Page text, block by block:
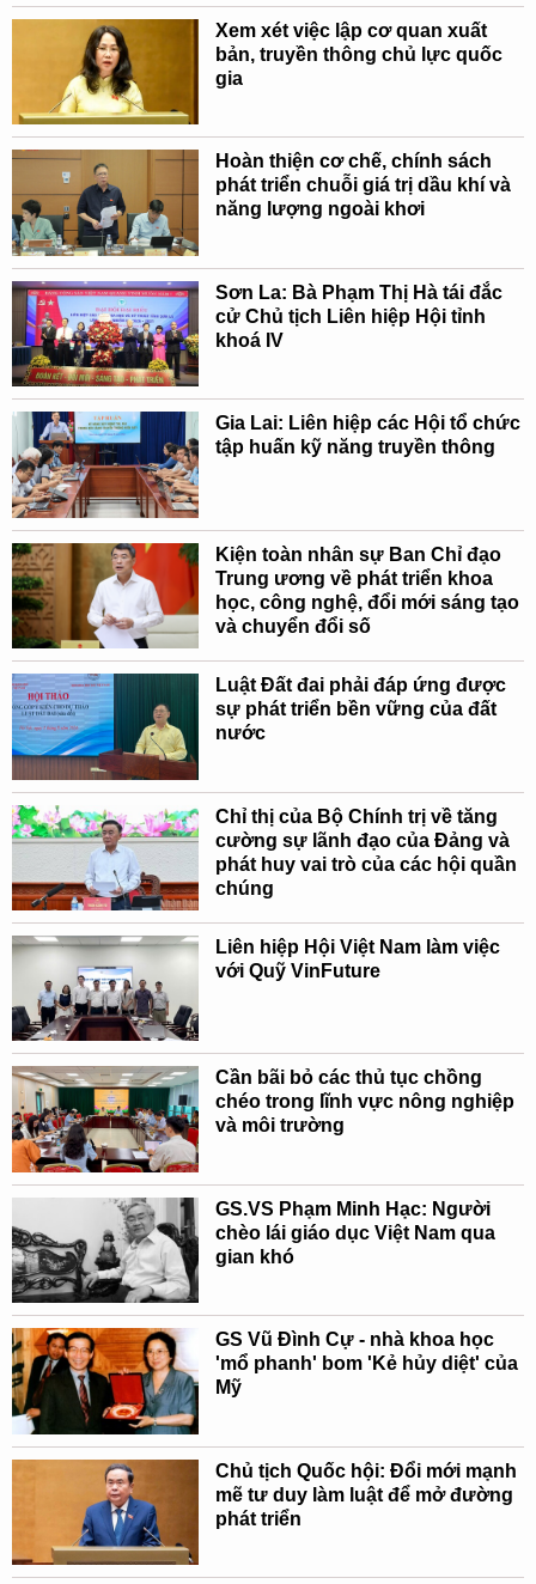
Xem xét việc lập cơ quan xuất
bản, truyền thông chủ lực quốc
gia
Hoàn thiện cơ chế, chính sách
phát triển chuỗi giá trị dầu khí và
năng lượng ngoài khơi
Sơn La: Bà Phạm Thị Hà tái đắc
cử Chủ tịch Liên hiệp Hội tỉnh
khoá IV
Gia Lai: Liên hiệp các Hội tổ chức
tập huấn kỹ năng truyền thông
Kiện toàn nhân sự Ban Chỉ đạo
Trung ương về phát triển khoa
học, công nghệ, đổi mới sáng tạo
và chuyển đổi số
Luật Đất đai phải đáp ứng được
sự phát triển bền vững của đất
nước
Chỉ thị của Bộ Chính trị về tăng
cường sự lãnh đạo của Đảng và
phát huy vai trò của các hội quần
chúng
Liên hiệp Hội Việt Nam làm việc
với Quỹ VinFuture
Cần bãi bỏ các thủ tục chồng
chéo trong lĩnh vực nông nghiệp
và môi trường
GS.VS Phạm Minh Hạc: Người
chèo lái giáo dục Việt Nam qua
gian khó
GS Vũ Đình Cự - nhà khoa học
'mổ phanh' bom 'Kẻ hủy diệt' của
Mỹ
Chủ tịch Quốc hội: Đổi mới mạnh
mẽ tư duy làm luật để mở đường
phát triển